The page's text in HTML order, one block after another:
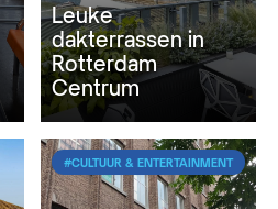
Leuke
dakterrassen in
Rotterdam
Centrum
#CULTUUR & ENTERTAINMENT